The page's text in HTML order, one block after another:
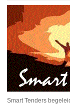
Smart Tenders